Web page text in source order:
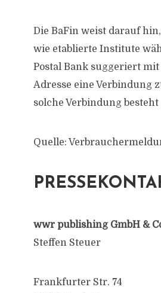
Die BaFin weist darauf
wie etablierte Institute
Postal Bank suggeriert
Adresse eine Verbindung
solche Verbindung
Quelle:
wwr publishing GmbH &
Steffen Steuer
Frankfurter Str. 74